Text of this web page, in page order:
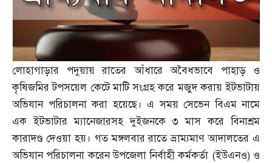
লোহাগাড়ার পদুয়ায় রাতের আঁধারে অবৈধভাবে পাহাড় ও
কৃষিজমির টপসয়েল কেটে মাটি সংগ্রহ করে মজুদ করায় ইটভাটায়
অভিযান পরিচালনা করা হয়েছে। এ সময় সেভেন বিএম নামে
এক ইটভাটার ম্যানেজারসহ দুইজনকে ৩ মাস করে বিনাশ্রম
কারাদণ্ড দেওয়া হয়। গত মঙ্গলবার রাতে ভ্রাম্যমাণ আদালতের এ
অভিযান পরিচালনা করেন উপজেলা নির্বাহী কর্মকর্তা (ইউএনও)ও